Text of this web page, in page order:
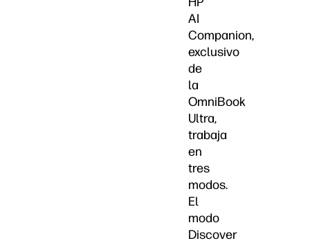
AI
Companion,
exclusivo
de
la
OmniBook
Ultra,
trabaja
en
tres
modos.
El
modo
Discover